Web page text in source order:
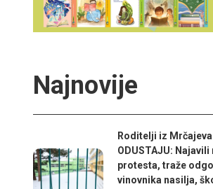
Najnovije
Roditelji iz
ODUSTAJU:
protesta, traže
vinovnika nasilja,